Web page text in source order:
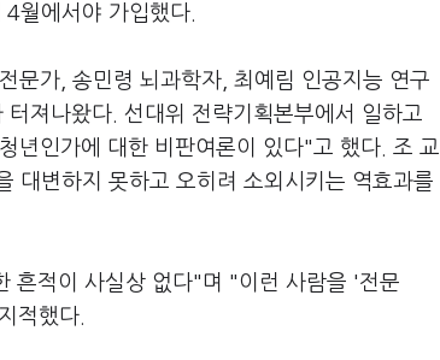
월에서야 가입했다.
문가, 송민령 뇌과학자, 최예림 인공지능 연구
져나왔다. 선대위 전략기획본부에서 일하고
년인가에 대한 비판여론이 있다"고 했다. 조 교
대변하지 못하고 오히려 소외시키는 역효과를
흔적이 사실상 없다"며 "이런 사람을 '전문
적했다.